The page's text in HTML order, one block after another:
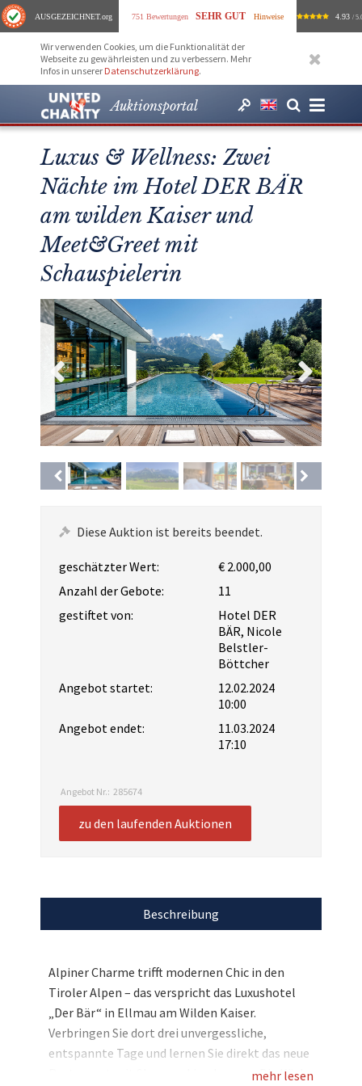
AUSGEZEICHNET.org 751 Bewertungen SEHR GUT Hinweise 4.93 /
Wir verwenden Cookies, um die Funktionalität der
Webseite zu gewährleisten und zu verbessern. Mehr
Infos in unserer Datenschutzerklärung.
Auktionsportal
Luxus & Wellness: Zwei
Nächte im Hotel DER BÄR
am wilden Kaiser und
Meet&Greet mit
Schauspielerin
Diese Auktion ist bereits beendet.
geschätzter Wert:
€ 2.000,00
Anzahl der Gebote:
11
gestiftet von:
Hotel DER
BÄR, Nicole
Belstler-
Böttcher
Angebot startet:
12.02.2024
10:00
Angebot endet:
11.03.2024
17:10
Angebot Nr.: 285674
zu den laufenden Auktionen
Beschreibung
Alpiner Charme trifft modernen Chic in den
Tiroler Alpen – das verspricht das Luxushotel
„Der Bär“ in Ellmau am Wilden Kaiser.
Verbringen Sie dort drei unvergessliche,
entspannte Tage und lernen Sie direkt das neue
Restaurant mit Showcooking kennen. Die Küche
mehr lesen